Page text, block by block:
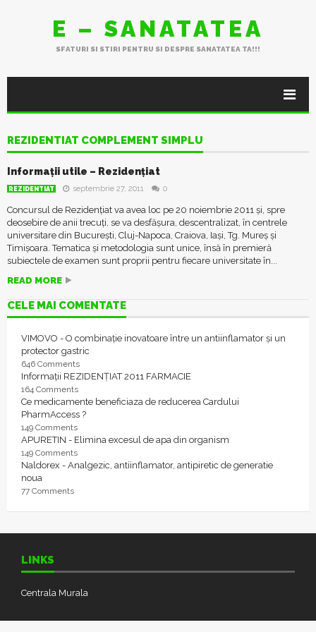
E – SANATATEA
SFATURI SI STIRI PENTRU SI DESPRE SANATATEA TA!!!
REZIDENTIAT COMPLEMENT SIMPLU
Informații utile – Rezidențiat
REZIDENTIAT septembrie 27, 2011 0
Concursul de Rezidențiat va avea loc pe 20 noiembrie 2011 şi, spre
deosebire de anii trecuţi, se va desfăşura, descentralizat, în centrele
universitare din Bucureşti, Cluj-Napoca, Craiova, Iaşi, Tg. Mureş şi
Timişoara. Tematica și metodologia sunt unice, însă în premieră
subiectele de examen sunt proprii pentru fiecare universitate în...
READ MORE
CELE MAI COMENTATE
VIMOVO - O combinație inovatoare între un antiinflamator și un
protector gastric
646 Comments
Informații REZIDENȚIAT 2011 FARMACIE
164 Comments
Ce medicamente beneficiaza de reducerea Cardului
PharmAccess ?
149 Comments
APURETIN - Elimina excesul de apa din organism
149 Comments
Naldorex - Analgezic, antiinflamator, antipiretic de generatie
noua
77 Comments
LINKS
Centrala Murala